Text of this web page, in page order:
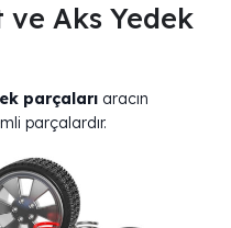
yedek parçaları aracın
parçalardır.